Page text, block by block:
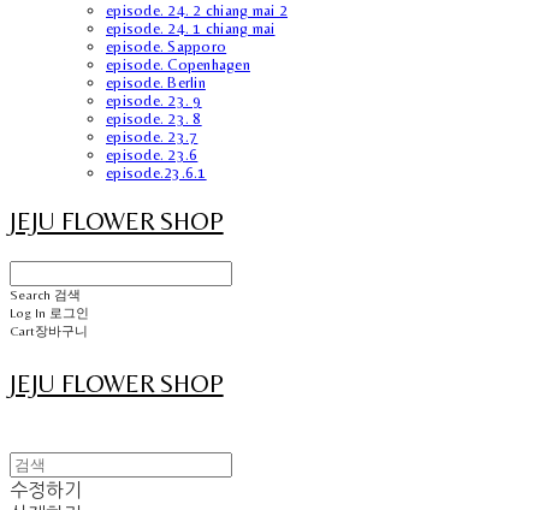
episode. 24. 2 chiang mai 2
episode. 24. 1 chiang mai
episode. Sapporo
episode. Copenhagen
episode. Berlin
episode. 23. 9
episode. 23. 8
episode. 23.7
episode. 23.6
episode.23.6.1
JEJU FLOWER SHOP
Search 검색
Log In 로그인
Cart장바구니
JEJU FLOWER SHOP
수정하기